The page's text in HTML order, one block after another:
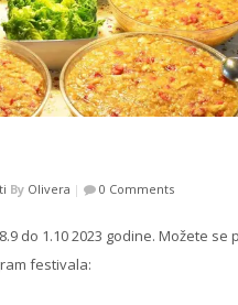
By Olivera | 0 Comments
do 1.10 2023 godine. Možete
festivala: